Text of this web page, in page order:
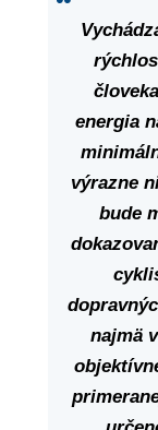
energia
výrazne
bude
najmä v